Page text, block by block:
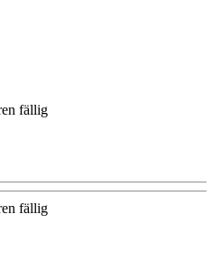
fällig
fällig